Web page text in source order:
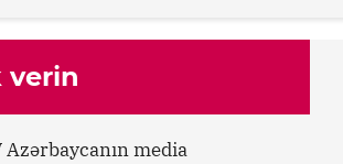
verin
Azərbaycanın media